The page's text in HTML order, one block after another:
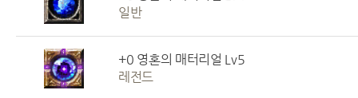
일반
+0 영혼의 매터리얼 Lv5
레전드